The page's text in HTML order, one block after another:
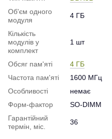
Об'єм одного
модуля
4 ГБ
Кількість
модулів у
комплект
1 шт
Обсяг пам'яті
4 ГБ
Частота пам'яті
1600 МГц
Особливості
немає
Форм-фактор
SO-DIMM
Гарантійний
термін, міс.
36